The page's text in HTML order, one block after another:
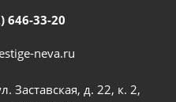
646-33-20
neva.ru
Заставская, д. 22, к. 2,